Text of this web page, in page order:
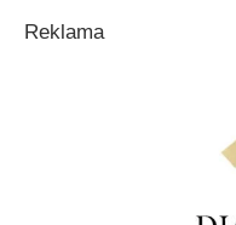
Reklama